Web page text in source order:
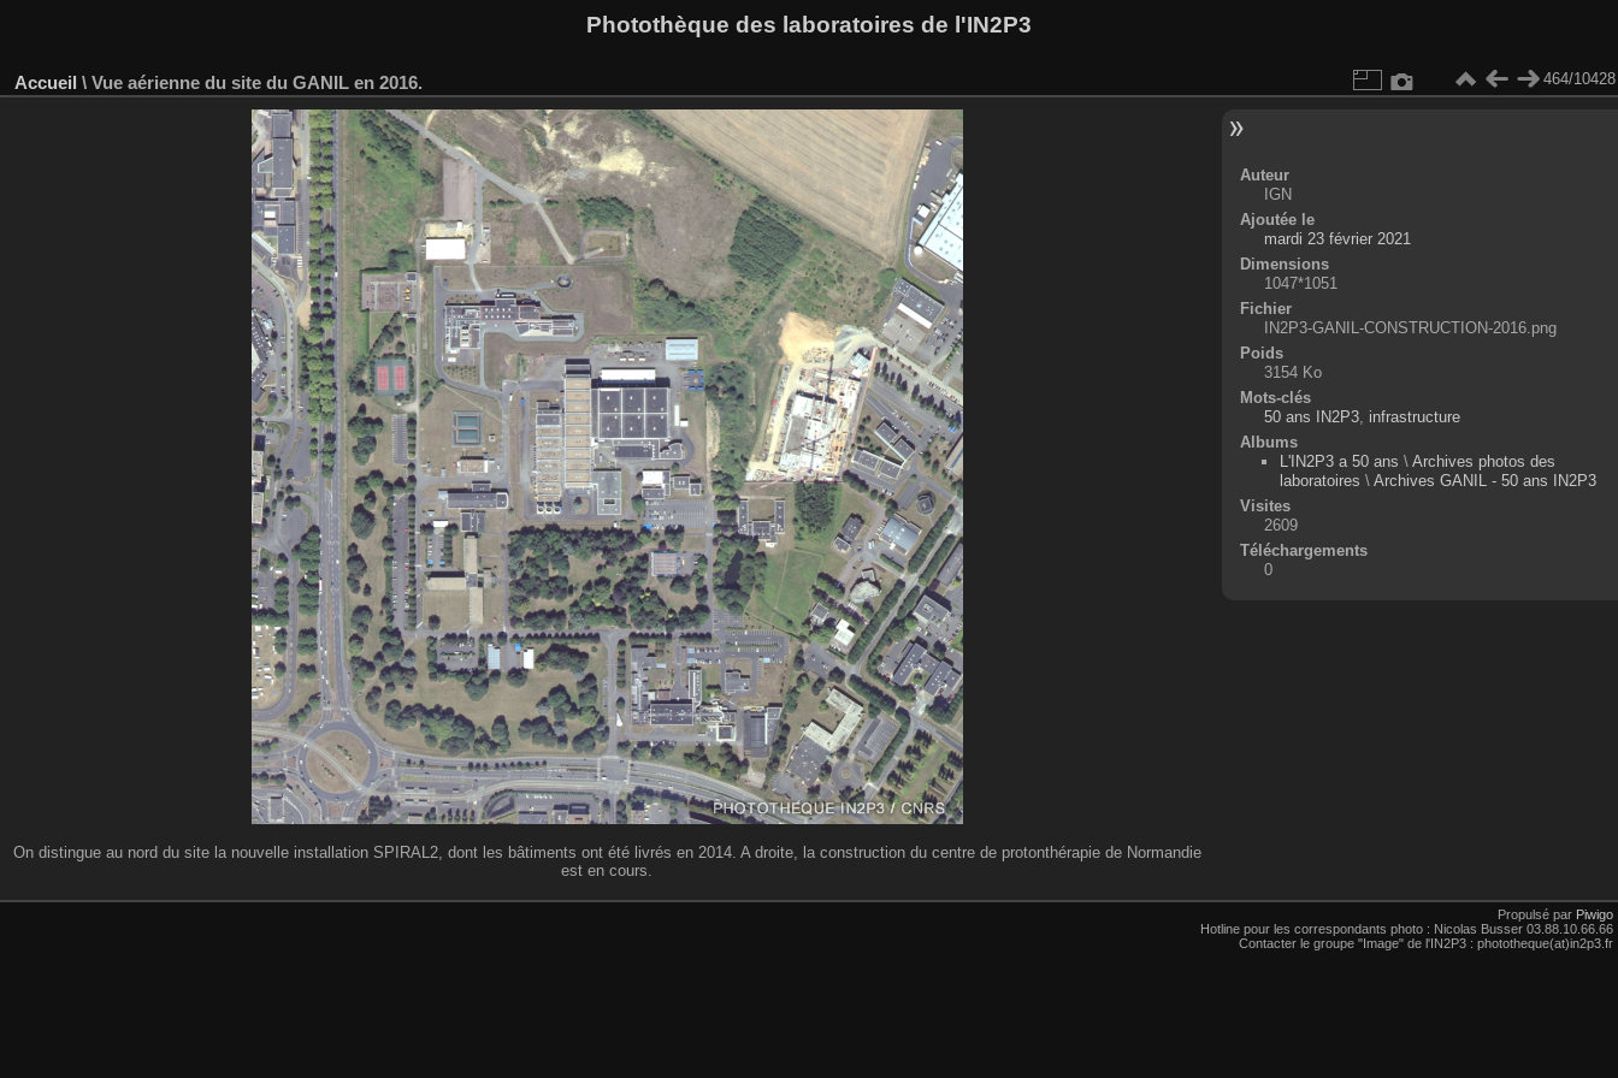
Photothèque des laboratoires de l'IN2P3
Accueil \ Vue aérienne du site du GANIL en 2016. 464/10428
On distingue au nord du site la nouvelle installation SPIRAL2, dont les bâtiments ont été livrés en 2014. A droite, la construction du centre de protonthérapie de Normandie
est en cours.
Auteur
IGN
Ajoutée le
mardi 23 février 2021
Dimensions
1047*1051
Fichier
IN2P3-GANIL-CONSTRUCTION-2016.png
Poids
3154 Ko
Mots-clés
50 ans IN2P3, infrastructure
Albums
L'IN2P3 a 50 ans \ Archives photos des
laboratoires \ Archives GANIL - 50 ans IN2P3
Visites
2609
Téléchargements
0
Propulsé par Piwigo
Hotline pour les correspondants photo : Nicolas Busser 03.88.10.66.66
Contacter le groupe "Image" de l'IN2P3 : phototheque(at)in2p3.fr